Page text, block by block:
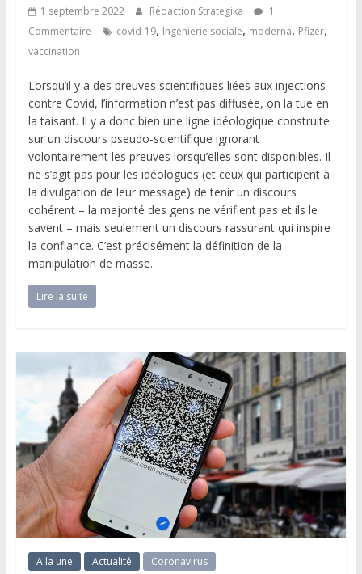
1 septembre 2022 Rédaction Strategika
1
Commentaire
covid-19, Ingénierie sociale, moderna, Pfizer,
vaccination
Lorsqu’il y a des preuves scientifiques liées aux injections
contre Covid, l’information n’est pas diffusée, on la tue en
la taisant. Il y a donc bien une ligne idéologique construite
sur un discours pseudo-scientifique ignorant
volontairement les preuves lorsqu’elles sont disponibles. Il
ne s’agit pas pour les idéologues (et ceux qui participent à
la divulgation de leur message) de tenir un discours
cohérent – la majorité des gens ne vérifient pas et ils le
savent – mais seulement un discours rassurant qui inspire
la confiance. C’est précisément la définition de la
manipulation de masse.
Lire la suite
A la une Actualité Coronavirus